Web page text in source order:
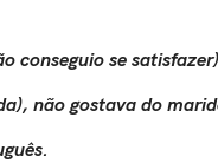
conseguio se
não gostava do